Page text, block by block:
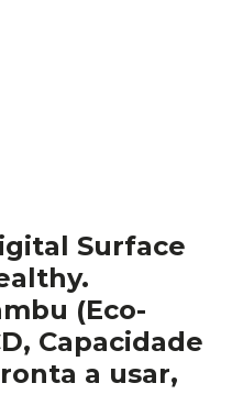
Surface
(Eco-
Capacidade
a usar,